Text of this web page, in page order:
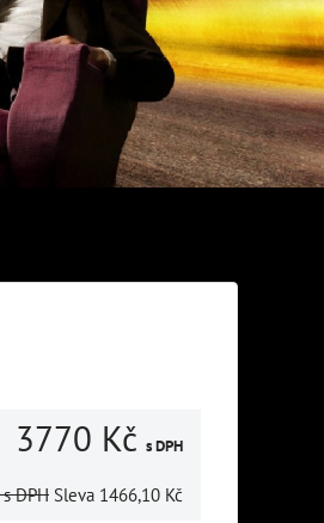
3770 Kč s DPH
s DPH Sleva 1466,10 Kč